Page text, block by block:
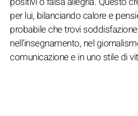
per lui, bilanciando calore e
probabile che trovi soddisfazione
nell'insegnamento, nel
comunicazione e in uno stile di